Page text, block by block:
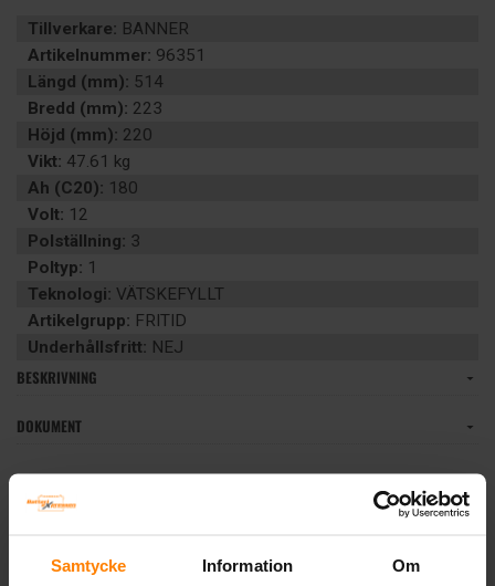
Samtycke Information Om
Tillverkare: BANNER
Artikelnummer: 96351
Längd (mm): 514
Bredd (mm): 223
Höjd (mm): 220
Vikt: 47.61 kg
Ah (C20): 180
Volt: 12
Polställning: 3
Poltyp: 1
Teknologi: VÄTSKEFYLLT
Artikelgrupp: FRITID
Underhållsfritt: NEJ
BESKRIVNING
DOKUMENT